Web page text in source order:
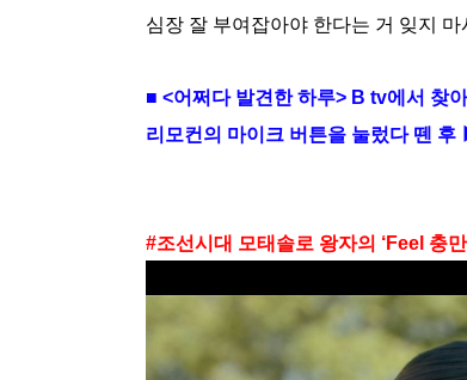
심장 잘 부여잡아야 한다는 거 잊지
■ <어쩌다 발견한 하루> B tv에서 찾아
리모컨의 마이크 버튼을 눌렀다 뗀
#조선시대 모태솔로 왕자의 ‘Feel 충